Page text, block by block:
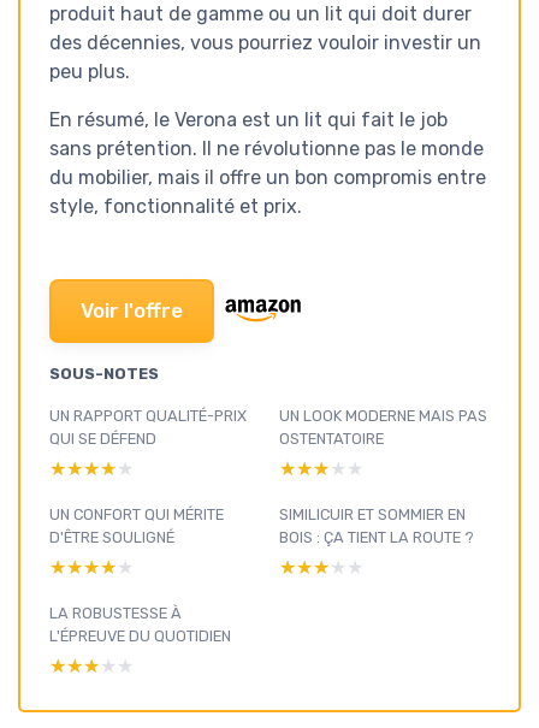
produit haut de gamme ou un lit qui doit durer
des décennies, vous pourriez vouloir investir un
peu plus.
En résumé, le Verona est un lit qui fait le job
sans prétention. Il ne révolutionne pas le monde
du mobilier, mais il offre un bon compromis entre
style, fonctionnalité et prix.
Voir l'offre
SOUS-NOTES
UN RAPPORT QUALITÉ-PRIX
QUI SE DÉFEND
★★★★★
★★★★★
UN LOOK MODERNE MAIS PAS
OSTENTATOIRE
★★★★★
★★★★★
UN CONFORT QUI MÉRITE
D'ÊTRE SOULIGNÉ
★★★★★
★★★★★
SIMILICUIR ET SOMMIER EN
BOIS : ÇA TIENT LA ROUTE ?
★★★★★
★★★★★
LA ROBUSTESSE À
L'ÉPREUVE DU QUOTIDIEN
★★★★★
★★★★★